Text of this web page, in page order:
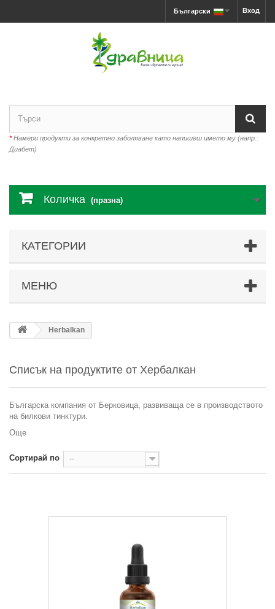
Вход
Български
*Намери продукти за конкретно заболяване като напишеш името му (напр.:
Диабет)
Количка (празна)
КАТЕГОРИИ
МЕНЮ
Herbalkan
Списък на продуктите от Хербалкан
Българска компания от Берковица, развиваща се в производството
на билкови тинктури.
Още
Сортирай по --